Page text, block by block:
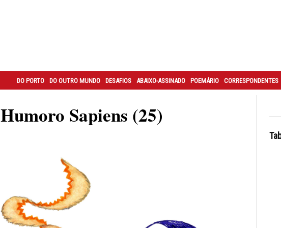
DO PORTO DO OUTRO MUNDO DESAFIOS ABAIXO-ASSINADO POEMÁRIO CORRESPONDENTES
Humoro Sapiens (25)